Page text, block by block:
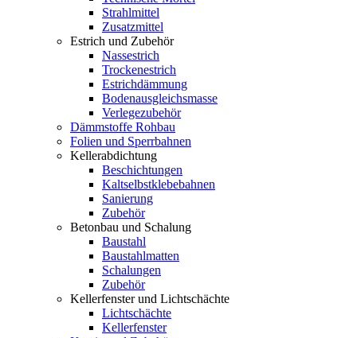
Strahlmittel
Zusatzmittel
Estrich und Zubehör
Nassestrich
Trockenestrich
Estrichdämmung
Bodenausgleichsmasse
Verlegezubehör
Dämmstoffe Rohbau
Folien und Sperrbahnen
Kellerabdichtung
Beschichtungen
Kaltselbstklebebahnen
Sanierung
Zubehör
Betonbau und Schalung
Baustahl
Baustahlmatten
Schalungen
Zubehör
Kellerfenster und Lichtschächte
Lichtschächte
Kellerfenster